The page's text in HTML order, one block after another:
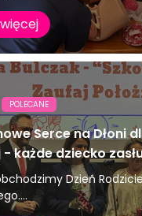
POLECANE
Serce na Dłoni
- każde dziecko
Dzień